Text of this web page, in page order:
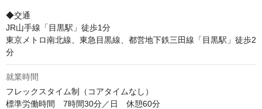
◆交通
JR山手線「目黒駅」徒歩1分
東京メトロ南北線、東急目黒線、都営地下鉄三田線「目黒駅」徒歩2
分
就業時間
フレックスタイム制（コアタイムなし）
標準労働時間　7時間30分／日　休憩60分